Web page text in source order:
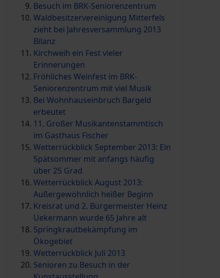
Besuch im BRK-Seniorenzentrum
Waldbesitzervereinigung Mitterfels
zieht bei Jahresversammlung 2013
Bilanz
Kirchweih ein Fest vieler
Erinnerungen
Fröhliches Weinfest im BRK-
Seniorenzentrum mit viel Musik
Bei Wohnhauseinbruch Bargeld
erbeutet
11. Großer Musikantenstammtisch
im Gasthaus Fischer
Wetterrückblick September 2013: Ein
Spätsommer mit anfangs häufig
über 25 Grad
Wetterrückblick August 2013:
Außergewöhnlich heißer Beginn
Kreisrat und 2. Bürgermeister Heinz
Uekermann wurde 65 Jahre alt
Springkrautbekämpfung im
Ökogebiet
Wetterrückblick Juli 2013
Senioren zu Besuch in der